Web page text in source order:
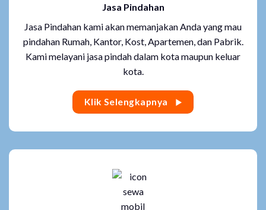
Jasa Pindahan
Jasa Pindahan kami akan memanjakan Anda yang mau
pindahan Rumah, Kantor, Kost, Apartemen, dan Pabrik.
Kami melayani jasa pindah dalam kota maupun keluar
kota.
Klik Selengkapnya